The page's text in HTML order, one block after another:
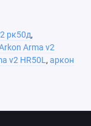
рк50д,
Arma v2
v2 HR50L, аркон